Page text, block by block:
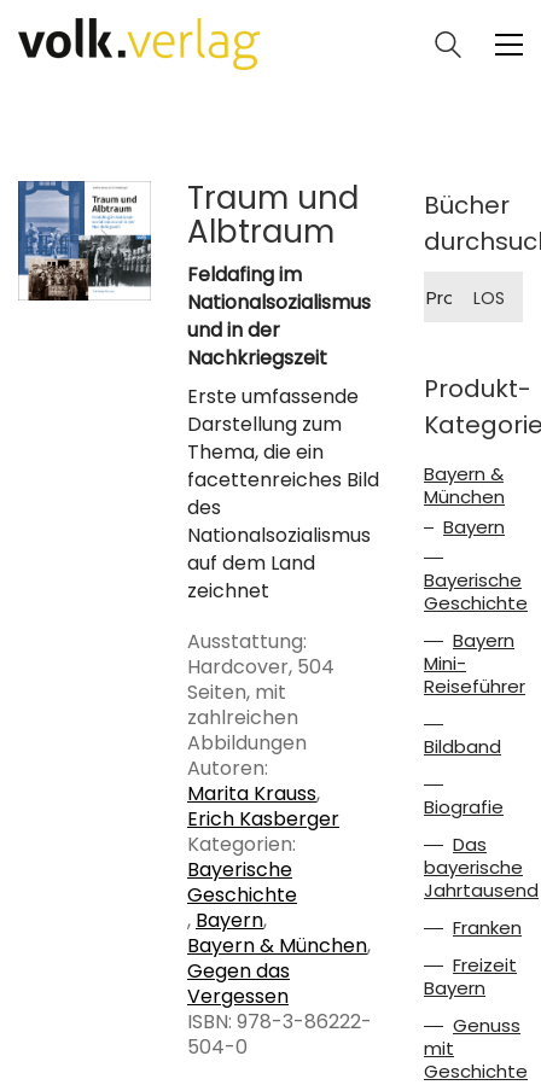
Traum und
Albtraum
Feldafing im
Nationalsozialismus
und in der
Nachkriegszeit
Erste umfassende
Darstellung zum
Thema, die ein
facettenreiches Bild
des
Nationalsozialismus
auf dem Land
zeichnet
Ausstattung:
Hardcover, 504
Seiten, mit
zahlreichen
Abbildungen
Autoren:
Marita Krauss,
Erich Kasberger
Kategorien:
Bayerische
Geschichte
, Bayern,
Bayern & München,
Gegen das
Vergessen
ISBN: 978-3-86222-
504-0
Bücher
nach:
LOS
Produkt-
Bayern &
München
Bayern
Bayerische
Geschichte
Bayern
Mini-
Reiseführer
Bildband
Biografie
Das
bayerische
Jahrtausend
Franken
Freizeit
Bayern
Genuss
mit
Geschichte